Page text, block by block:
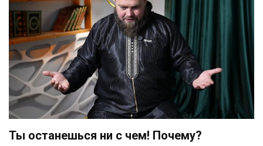
Ты останешься ни с чем! Почему?